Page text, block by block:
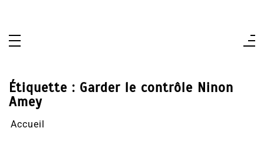
Étiquette : Garder le contrôle Ninon
Amey
Accueil